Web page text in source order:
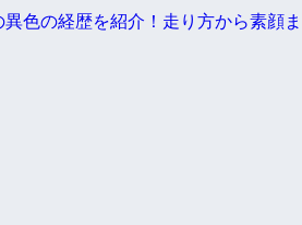
異色の経歴を紹介！走り方から素顔ま